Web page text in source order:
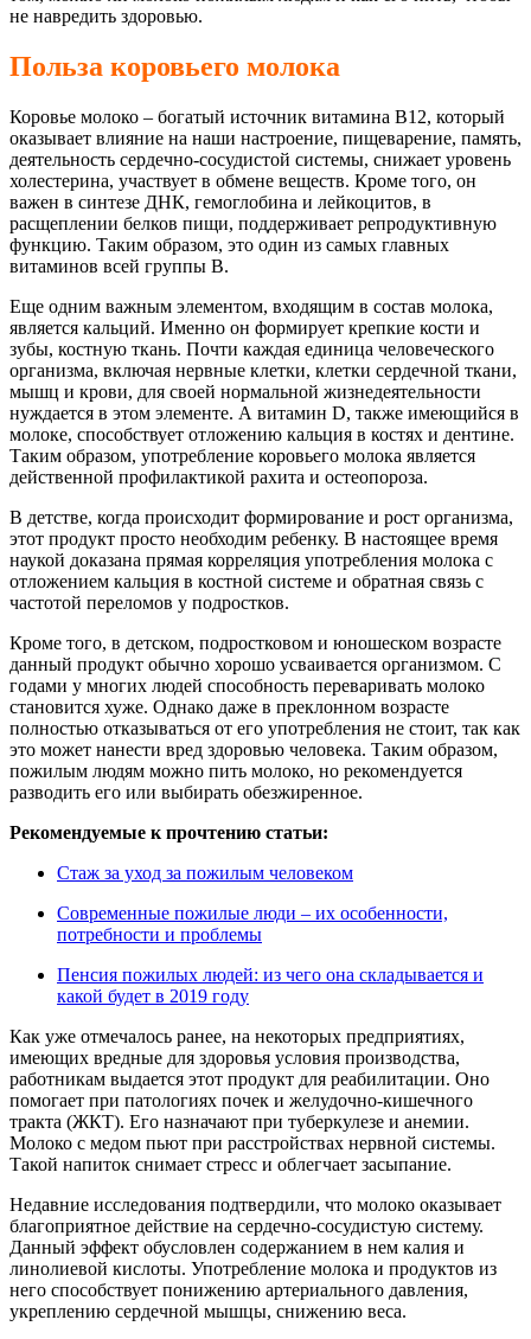
не навредить здоровью.
Польза коровьего молока
Коровье молоко – богатый источник витамина В12, который
оказывает влияние на наши настроение, пищеварение, память,
деятельность сердечно-сосудистой системы, снижает уровень
холестерина, участвует в обмене веществ. Кроме того, он
важен в синтезе ДНК, гемоглобина и лейкоцитов, в
расщеплении белков пищи, поддерживает репродуктивную
функцию. Таким образом, это один из самых главных
витаминов всей группы В.
Еще одним важным элементом, входящим в состав молока,
является кальций. Именно он формирует крепкие кости и
зубы, костную ткань. Почти каждая единица человеческого
организма, включая нервные клетки, клетки сердечной ткани,
мышц и крови, для своей нормальной жизнедеятельности
нуждается в этом элементе. А витамин D, также имеющийся в
молоке, способствует отложению кальция в костях и дентине.
Таким образом, употребление коровьего молока является
действенной профилактикой рахита и остеопороза.
В детстве, когда происходит формирование и рост организма,
этот продукт просто необходим ребенку. В настоящее время
наукой доказана прямая корреляция употребления молока с
отложением кальция в костной системе и обратная связь с
частотой переломов у подростков.
Кроме того, в детском, подростковом и юношеском возрасте
данный продукт обычно хорошо усваивается организмом. С
годами у многих людей способность переваривать молоко
становится хуже. Однако даже в преклонном возрасте
полностью отказываться от его употребления не стоит, так как
это может нанести вред здоровью человека. Таким образом,
пожилым людям можно пить молоко, но рекомендуется
разводить его или выбирать обезжиренное.
Рекомендуемые к прочтению статьи:
Стаж за уход за пожилым человеком
Современные пожилые люди – их особенности,
потребности и проблемы
Пенсия пожилых людей: из чего она складывается и
какой будет в 2019 году
Как уже отмечалось ранее, на некоторых предприятиях,
имеющих вредные для здоровья условия производства,
работникам выдается этот продукт для реабилитации. Оно
помогает при патологиях почек и желудочно-кишечного
тракта (ЖКТ). Его назначают при туберкулезе и анемии.
Молоко с медом пьют при расстройствах нервной системы.
Такой напиток снимает стресс и облегчает засыпание.
Недавние исследования подтвердили, что молоко оказывает
благоприятное действие на сердечно-сосудистую систему.
Данный эффект обусловлен содержанием в нем калия и
линолиевой кислоты. Употребление молока и продуктов из
него способствует понижению артериального давления,
укреплению сердечной мышцы, снижению веса.